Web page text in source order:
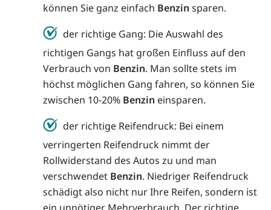
können Sie ganz einfach Benzin sparen.
der richtige Gang: Die Auswahl des
richtigen Gangs hat großen Einfluss auf den
Verbrauch von Benzin. Man sollte stets im
höchst möglichen Gang fahren, so können Sie
zwischen 10-20% Benzin einsparen.
der richtige Reifendruck: Bei einem
verringerten Reifendruck nimmt der
Rollwiderstand des Autos zu und man
verschwendet Benzin. Niedriger Reifendruck
schädigt also nicht nur Ihre Reifen, sondern ist